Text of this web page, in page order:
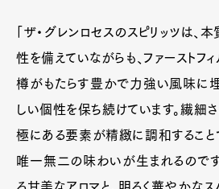
「ザ・グレンロセスのスピリッツは
性を備えていながらも、ファーストフ
樽がもたらす豊かで力強い風味に埋
しい個性を保ち続けています。繊細
極にある要素が精緻に調和すること
唯一無二の味わいが生まれるので